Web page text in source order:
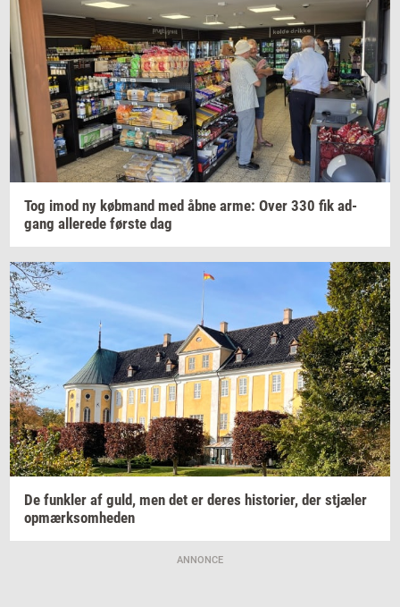
Tog imod ny køb­mand med åbne arme: Over 330 fik ad­
gang al­le­re­de før­ste dag
De funk­ler af guld, men det er deres hi­sto­ri­er, der stjæ­ler
op­mærk­som­he­den
ANNONCE